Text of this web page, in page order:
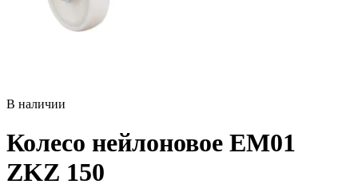
В наличии
Колесо нейлоновое EM01
ZKZ 150